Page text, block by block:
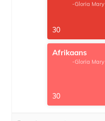
-Gloria Mary
30
Afrikaans
-Gloria Mary
30